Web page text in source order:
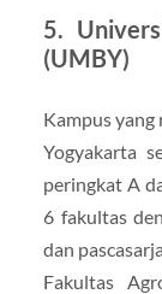
5.
(UMBY)
Kampus
Yogyakarta
peringkat A
6 fakultas
dan
Fakultas